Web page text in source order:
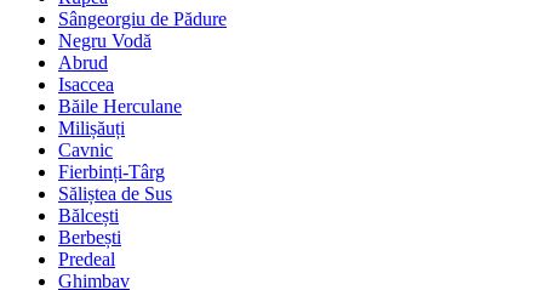
Sângeorgiu de Pădure
Negru Vodă
Abrud
Isaccea
Băile Herculane
Milișăuți
Cavnic
Fierbinți-Târg
Săliștea de Sus
Bălcești
Berbești
Predeal
Ghimbav